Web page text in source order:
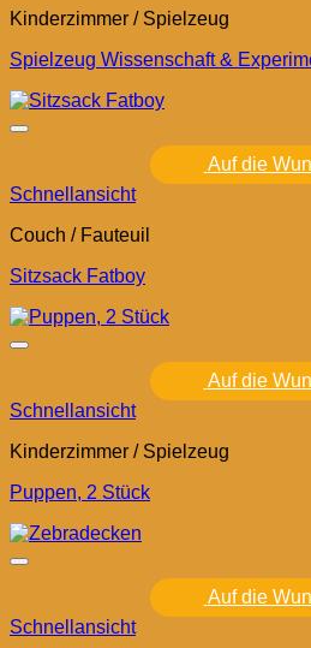
Kinderzimmer / Spielzeug
Spielzeug Wissenschaft &
Auf die
Schnellansicht
Couch / Fauteuil
Sitzsack Fatboy
Auf die
Schnellansicht
Kinderzimmer / Spielzeug
Puppen, 2 Stück
Auf die
Schnellansicht